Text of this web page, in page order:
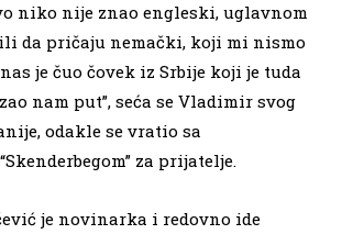
niko nije znao engleski, uglavnom
da pričaju nemački, koji mi nismo
je čuo čovek iz Srbije koji je tuda
nam put”, seća se Vladimir svog
odakle se vratio sa
za prijatelje.
je novinarka i redovno ide